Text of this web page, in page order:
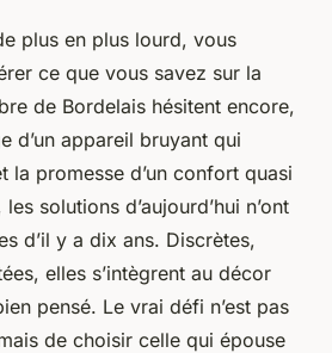
plus en plus lourd, vous
ce que vous savez sur la
de Bordelais hésitent encore,
d’un appareil bruyant qui
la promesse d’un confort quasi
solutions d’aujourd’hui n’ont
d’il y a dix ans. Discrètes,
elles s’intègrent au décor
pensé. Le vrai défi n’est pas
de choisir celle qui épouse